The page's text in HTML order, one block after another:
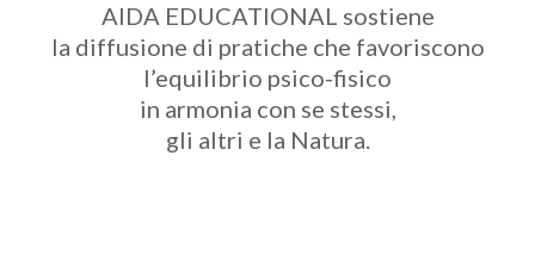
AIDA EDUCATIONAL sostiene
la diffusione di pratiche che favoriscono
l’equilibrio psico-fisico
in armonia con se stessi,
gli altri e la Natura.